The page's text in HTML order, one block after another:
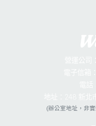
(辦公室地址，非